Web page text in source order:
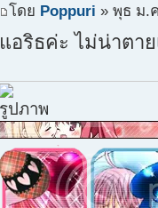
โดย Poppuri » พุธ ม.
แอริธค่ะ ไม่น่าตา